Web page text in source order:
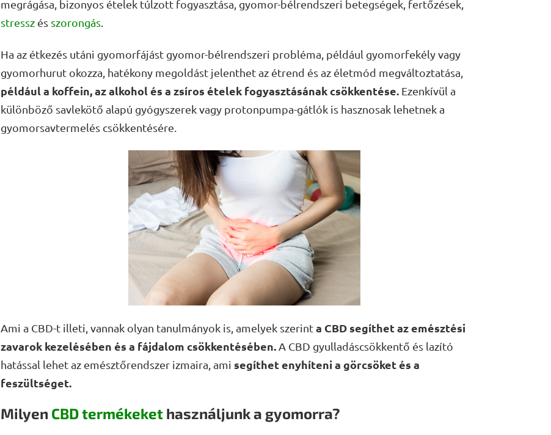
megrágása, bizonyos ételek túlzott fogyasztása, gyomor-bélrendszeri betegségek, fertőzések,
stressz és szorongás.
Ha az étkezés utáni gyomorfájást gyomor-bélrendszeri probléma, például gyomorfekély vagy
gyomorhurut okozza, hatékony megoldást jelenthet az étrend és az életmód megváltoztatása,
például a koffein, az alkohol és a zsíros ételek fogyasztásának csökkentése. Ezenkívül a
különböző savlekötő alapú gyógyszerek vagy protonpumpa-gátlók is hasznosak lehetnek a
gyomorsavtermelés csökkentésére.
Ami a CBD-t illeti, vannak olyan tanulmányok is, amelyek szerinta CBD segíthet az emésztési
zavarok kezelésében és a fájdalom csökkentésében. A CBD gyulladáscsökkentő és lazító
hatással lehet az emésztőrendszer izmaira, ami segíthet enyhíteni a görcsöket és a
feszültséget.
Milyen CBD termékeket használjunk a gyomorra?